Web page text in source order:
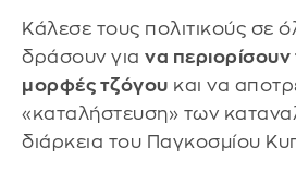
Κάλεσε τους πολιτικούς σε
δράσουν για να περιορίσουν
μορφές τζόγου και να
«καταλήστευση» των
διάρκεια του Παγκοσμίου